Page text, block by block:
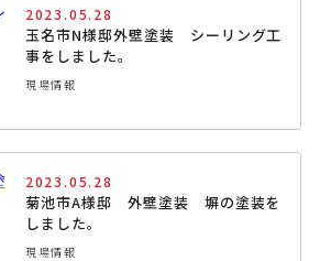
2023.05.28
玉名市N様邸外壁塗装 シーリング工
事をしました。
現場情報
2023.05.28
菊池市A様邸 外壁塗装 塀の塗装を
しました。
現場情報